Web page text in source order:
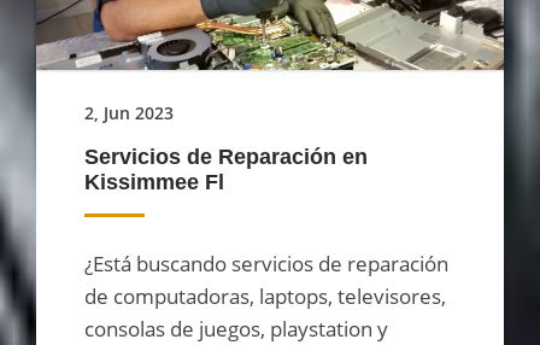
2, Jun 2023
Servicios de Reparación en
Kissimmee Fl
¿Está buscando servicios de reparación
de computadoras, laptops, televisores,
consolas de juegos, playstation y